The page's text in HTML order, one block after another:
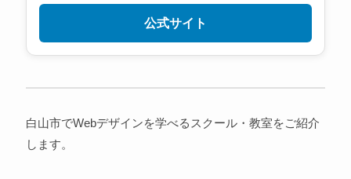
公式サイト
白山市でWebデザインを学べるスクール・教室をご紹介
します。